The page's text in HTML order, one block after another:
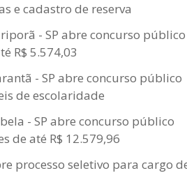
e cadastro de reserva
- SP abre concurso público
R$ 5.574,03
- SP abre concurso público
de escolaridade
- SP abre concurso público
de até R$ 12.579,96
processo seletivo para cargo